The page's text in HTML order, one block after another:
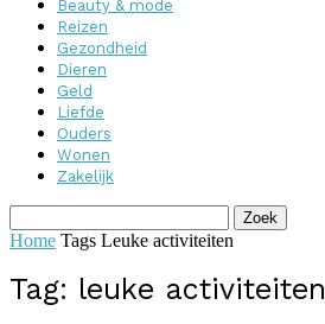
Beauty & mode
Reizen
Gezondheid
Dieren
Geld
Liefde
Ouders
Wonen
Zakelijk
Home Tags Leuke activiteiten
Tag: leuke activiteiten